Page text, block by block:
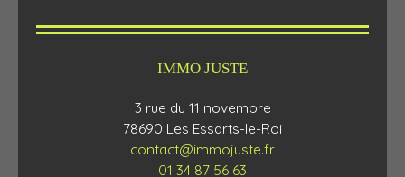
IMMO JUSTE
3 rue du 11 novembre
78690 Les Essarts-le-Roi
contact@immojuste.fr
01 34 87 56 63